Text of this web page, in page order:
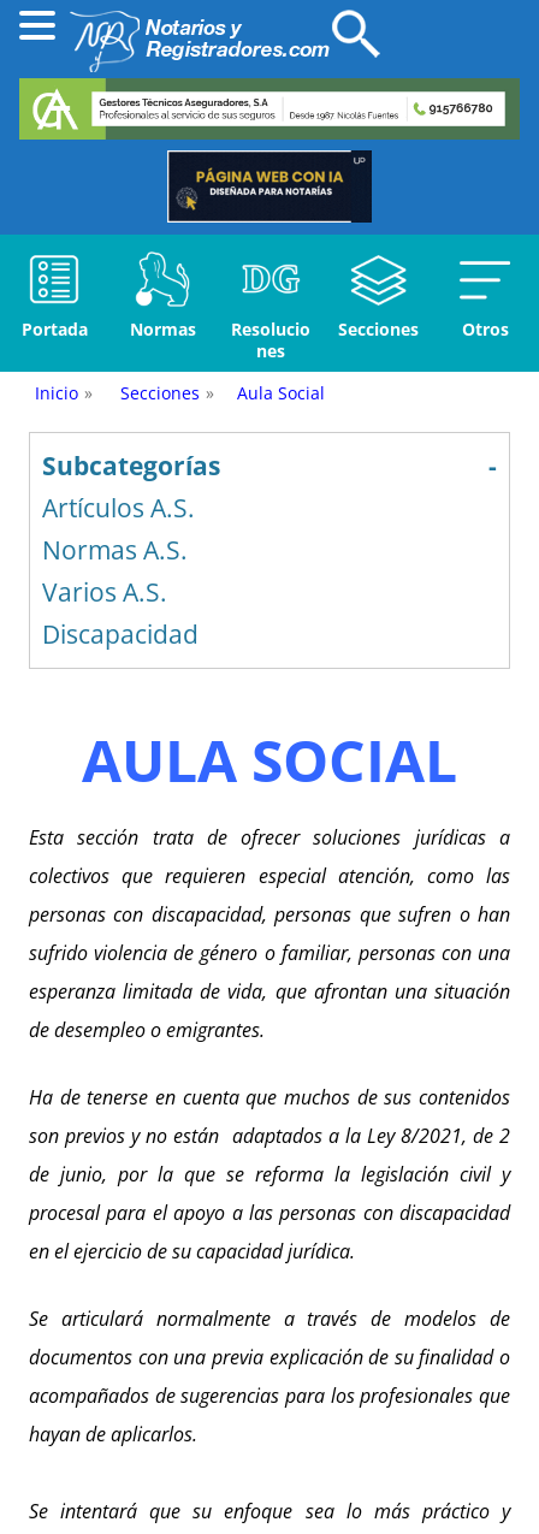
Portada Normas
Resolucio
nes
Secciones Otros
Inicio » Secciones » Aula Social
Subcategorías
-
Artículos A.S.
Normas A.S.
Varios A.S.
Discapacidad
AULA SOCIAL
Esta sección trata de ofrecer soluciones jurídicas a
colectivos que requieren especial atención, como las
personas con discapacidad, personas que sufren o han
sufrido violencia de género o familiar, personas con una
esperanza limitada de vida, que afrontan una situación
de desempleo o emigrantes.
Ha de tenerse en cuenta que muchos de sus contenidos
son previos y no están adaptados a la Ley 8/2021, de 2
de junio, por la que se reforma la legislación civil y
procesal para el apoyo a las personas con discapacidad
en el ejercicio de su capacidad jurídica.
Se articulará normalmente a través de modelos de
documentos con una previa explicación de su finalidad o
acompañados de sugerencias para los profesionales que
hayan de aplicarlos.
Se intentará que su enfoque sea lo más práctico y